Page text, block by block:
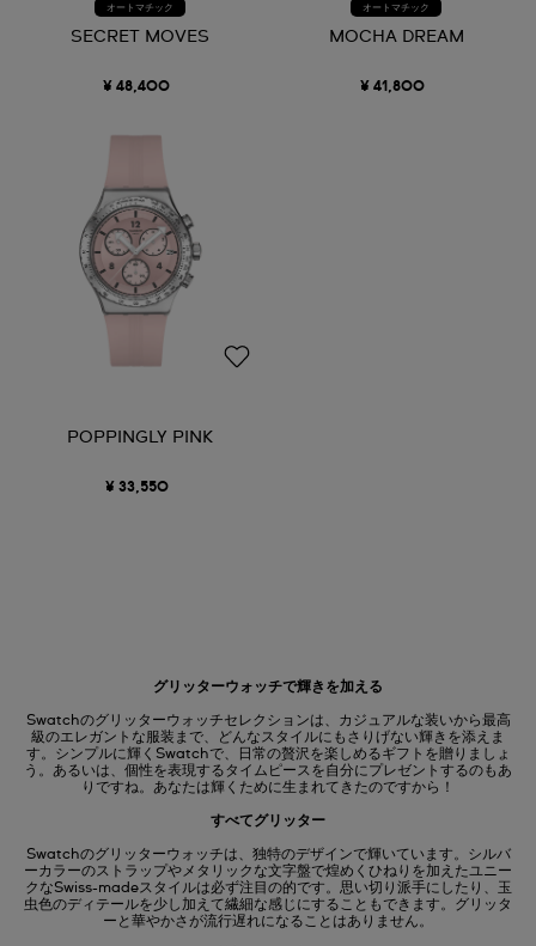
オートマチック
SECRET MOVES
¥ 48,400
オートマチック
MOCHA DREAM
¥ 41,800
POPPINGLY PINK
¥ 33,550
グリッターウォッチで輝きを加える
Swatchのグリッターウォッチセレクションは、カジュアルな装いから最高
級のエレガントな服装まで、どんなスタイルにもさりげない輝きを添えま
す。シンプルに輝くSwatchで、日常の贅沢を楽しめるギフトを贈りましょ
う。あるいは、個性を表現するタイムピースを自分にプレゼントするのもあ
りですね。あなたは輝くために生まれてきたのですから！
すべてグリッター
Swatchのグリッターウォッチは、独特のデザインで輝いています。シルバ
ーカラーのストラップやメタリックな文字盤で煌めくひねりを加えたユニー
クなSwiss-madeスタイルは必ず注目の的です。思い切り派手にしたり、玉
虫色のディテールを少し加えて繊細な感じにすることもできます。グリッタ
ーと華やかさが流行遅れになることはありません。